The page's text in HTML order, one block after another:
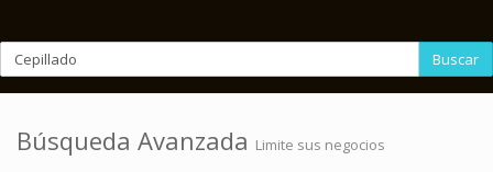
Buscar
Búsqueda Avanzada Limite sus negocios